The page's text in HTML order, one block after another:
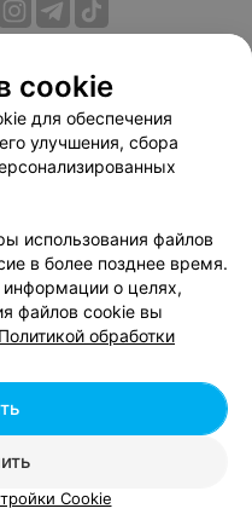
Способы оплаты
сервиса
соглашение
сотрудничества
relax.by
cookie
данных
регистрирующий орган -
Беларусь, г. Минск,
cookie
для обеспечения
улучшения, сбора
использования файлов
в более позднее время.
информации о целях,
файлов cookie вы
Политикой обработки
Cookie